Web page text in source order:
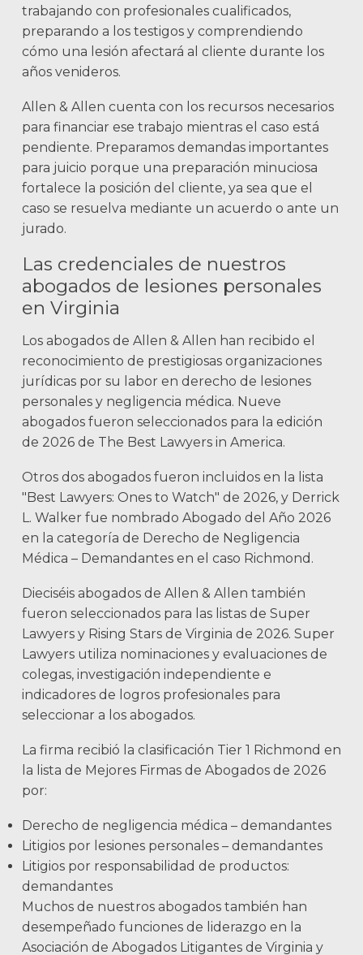
trabajando con profesionales cualificados,
preparando a los testigos y comprendiendo
cómo una lesión afectará al cliente durante los
años venideros.
Allen & Allen cuenta con los recursos necesarios
para financiar ese trabajo mientras el caso está
pendiente. Preparamos demandas importantes
para juicio porque una preparación minuciosa
fortalece la posición del cliente, ya sea que el
caso se resuelva mediante un acuerdo o ante un
jurado.
Las credenciales de nuestros
abogados de lesiones personales
en Virginia
Los abogados de Allen & Allen han recibido el
reconocimiento de prestigiosas organizaciones
jurídicas por su labor en derecho de lesiones
personales y negligencia médica. Nueve
abogados fueron seleccionados para la edición
de 2026 de The Best Lawyers in America.
Otros dos abogados fueron incluidos en la lista
"Best Lawyers: Ones to Watch" de 2026, y Derrick
L. Walker fue nombrado Abogado del Año 2026
en la categoría de Derecho de Negligencia
Médica – Demandantes en el caso Richmond.
Dieciséis abogados de Allen & Allen también
fueron seleccionados para las listas de Super
Lawyers y Rising Stars de Virginia de 2026. Super
Lawyers utiliza nominaciones y evaluaciones de
colegas, investigación independiente e
indicadores de logros profesionales para
seleccionar a los abogados.
La firma recibió la clasificación Tier 1 Richmond en
la lista de Mejores Firmas de Abogados de 2026
por:
Derecho de negligencia médica – demandantes
Litigios por lesiones personales – demandantes
Litigios por responsabilidad de productos:
demandantes
Muchos de nuestros abogados también han
desempeñado funciones de liderazgo en la
Asociación de Abogados Litigantes de Virginia y